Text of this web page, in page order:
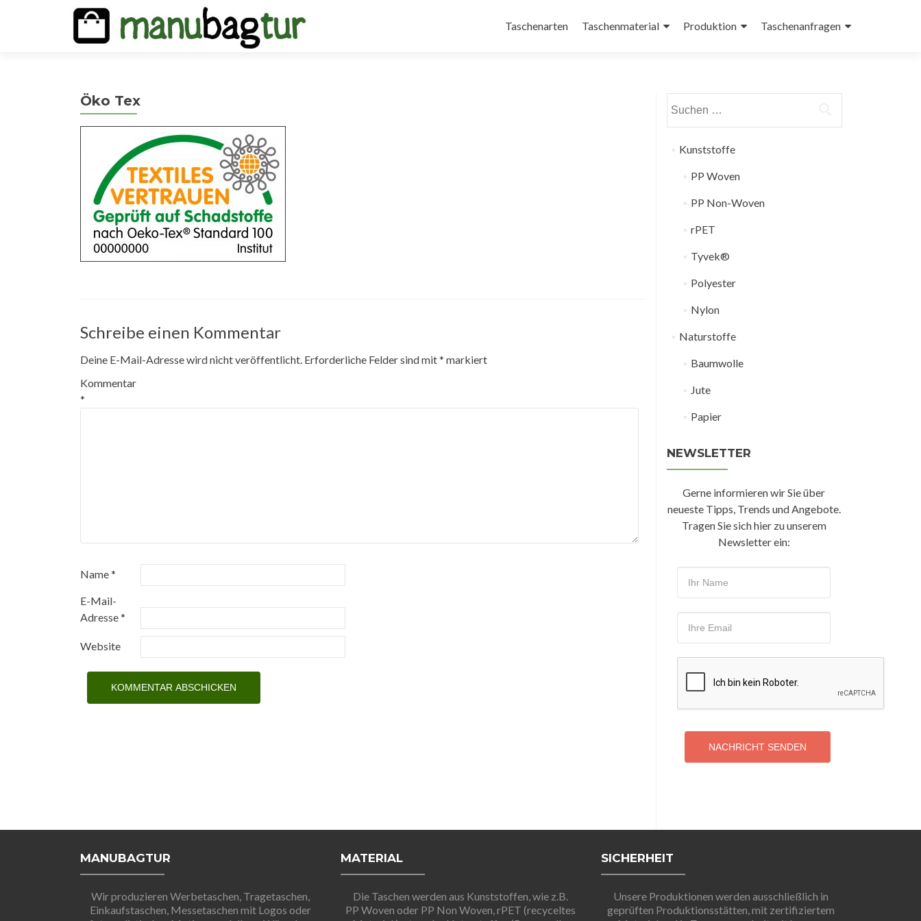
Taschenarten Taschenmaterial Produktion Taschenanfragen
Öko Tex
Schreibe einen Kommentar
Deine E-Mail-Adresse wird nicht veröffentlicht. Erforderliche Felder sind mit* markiert
Kommentar
*
Name*
E-Mail-
Adresse*
Website
nach:
Kunststoffe
PP Woven
PP Non-Woven
rPET
Tyvek®
Polyester
Nylon
Naturstoffe
Baumwolle
Jute
Papier
NEWSLETTER
Gerne informieren wir Sie über
neueste Tipps, Trends und Angebote.
Tragen Sie sich hier zu unserem
Newsletter ein:
NACHRICHT SENDEN
MANUBAGTUR
Wir produzieren Werbetaschen, Tragetaschen,
Einkaufstaschen, Messetaschen mit Logos oder
MATERIAL
Die Taschen werden aus Kunststoffen, wie z.B.
PP Woven oder PP Non Woven, rPET (recyceltes
SICHERHEIT
Unsere Produktionen werden ausschließlich in
geprüften Produktionsstätten, mit zertifiziertem